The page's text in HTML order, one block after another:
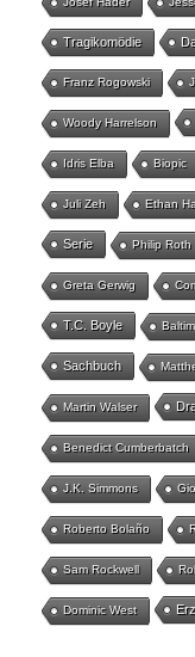
Tragikomödie
Franz Rogowski
Woody Harrelson
Idris Elba Biopic
Juli Zeh Ethan
Serie Philip Roth
Greta Gerwig
T.C. Boyle
Sachbuch
Martin Walser
Benedict Cumberbatch
J.K. Simmons
Roberto Bolaño
Sam Rockwell
Dominic West